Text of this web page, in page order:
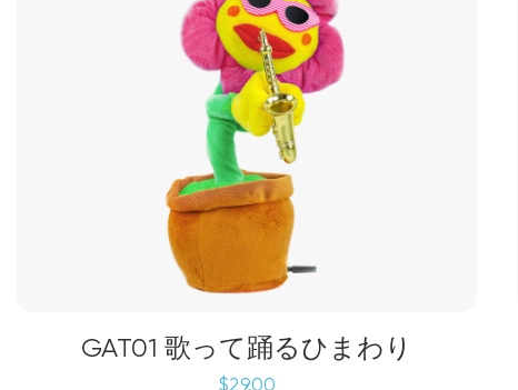
GAT01 歌って踊るひまわり
$29.00